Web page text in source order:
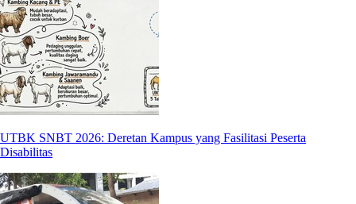
UTBK SNBT 2026: Deretan Kampus yang Fasilitasi Peserta
Disabilitas